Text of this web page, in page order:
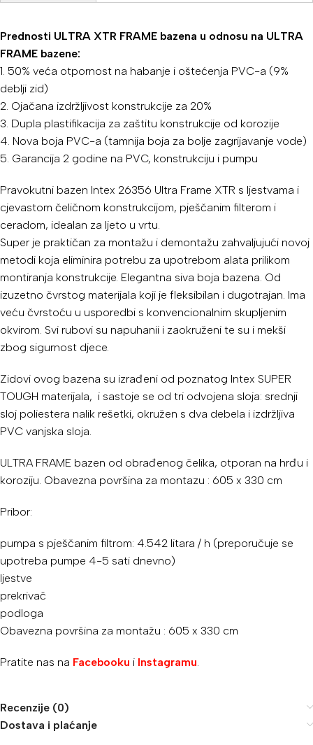
Prednosti ULTRA XTR FRAME bazena u odnosu na ULTRA
FRAME bazene:
1. 50% veća otpornost na habanje i oštećenja PVC-a (9%
deblji zid)
2. Ojačana izdržljivost konstrukcije za 20%
3. Dupla plastifikacija za zaštitu konstrukcije od korozije
4. Nova boja PVC-a (tamnija boja za bolje zagrijavanje vode)
5. Garancija 2 godine na PVC, konstrukciju i pumpu
Pravokutni bazen Intex 26356 Ultra Frame XTR s ljestvama i
cjevastom čeličnom konstrukcijom, pješčanim filterom i
ceradom, idealan za ljeto u vrtu.
Super je praktičan za montažu i demontažu zahvaljujući novoj
metodi koja eliminira potrebu za upotrebom alata prilikom
montiranja konstrukcije. Elegantna siva boja bazena. Od
izuzetno čvrstog materijala koji je fleksibilan i dugotrajan. Ima
veću čvrstoću u usporedbi s konvencionalnim skupljenim
okvirom. Svi rubovi su napuhanii i zaokruženi te su i mekši
zbog sigurnost djece.
Zidovi ovog bazena su izrađeni od poznatog Intex SUPER
TOUGH materijala, i sastoje se od tri odvojena sloja: srednji
sloj poliestera nalik rešetki, okružen s dva debela i izdržljiva
PVC vanjska sloja.
ULTRA FRAME bazen od obrađenog čelika, otporan na hrđu i
koroziju. Obavezna površina za montazu : 605 x 330 cm
Pribor:
pumpa s pješčanim filtrom: 4.542 litara / h (preporučuje se
upotreba pumpe 4-5 sati dnevno)
ljestve
prekrivač
podloga
Obavezna površina za montažu : 605 x 330 cm
Pratite nas na Facebooku i Instagramu.
Recenzije (0)
Dostava i plaćanje